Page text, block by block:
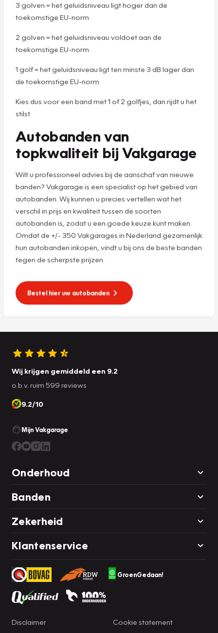
3 golven = het geluidsniveau ligt hoger dan de
toekomstige EU-norm
2 golven = het geluidsniveau voldoet aan de
toekomstige EU-norm
1 golf = het geluidsniveau ligt ten minste 3 dB lager dan
de toekomstige EU-norm
Kies dus voor een band met 1 of 2 golfjes, dan rijdt u het
stilst.
Autobanden van
topkwaliteit bij Vakgarage
Wilt u professioneel advies bij de aanschaf van nieuwe
banden? Vakgarage is een specialist op het gebied van
autobanden. Wij kunnen u precies vertellen wat het
verschil in prijs en kwaliteit tussen de soorten
autobanden is, zodat u een goede keuze kunt maken.
Omdat de +/- 350 Vakgarages in Nederland gezamenlijk
hun autobanden inkopen, vindt u bij ons de beste banden
tegen de scherpste prijzen.
Bestel hier uw autobanden
Wij krijgen gemiddeld een 9.2
o.b.v. ruim 599 reviews
9.2/10
Mijn Vakgarage
Onderhoud
Banden
Zekerheid
Klantenservice
GroenGedaan!
Disclaimer
Cookie statement